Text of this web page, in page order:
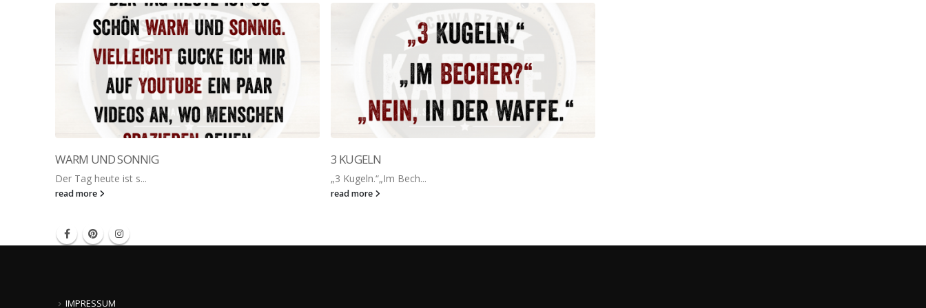
WARM UND SONNIG
Der Tag heute ist s...
read more
3 KUGELN
„3 Kugeln.“„Im Bech...
read more
IMPRESSUM